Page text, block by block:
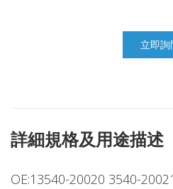
立即詢
詳細規格及用途描述
OE:13540-20020 3540-